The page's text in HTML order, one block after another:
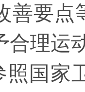
善要点
合理运
照国家